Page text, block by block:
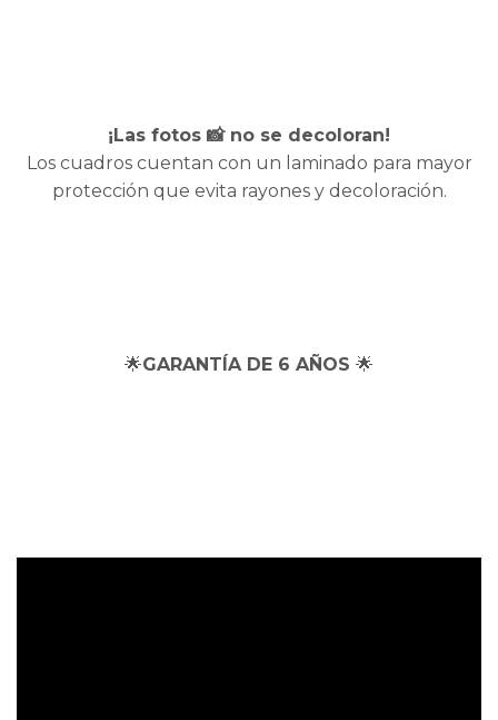
¡Las fotos 📸 no se decoloran!
Los cuadros cuentan con un laminado para mayor
protección que evita rayones y decoloración.
🌟GARANTÍA DE 6 AÑOS 🌟